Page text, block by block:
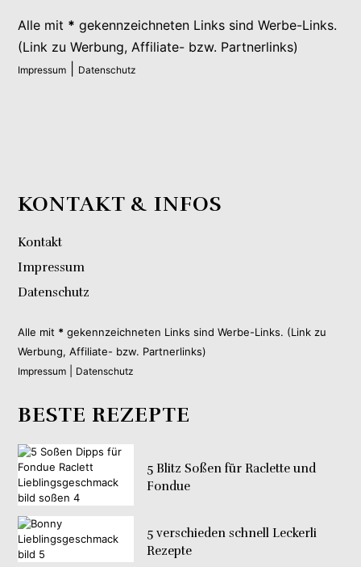
Alle mit * gekennzeichneten Links sind Werbe-Links.
(Link zu Werbung, Affiliate- bzw. Partnerlinks)
Impressum Datenschutz
KONTAKT & INFOS
Kontakt
Impressum
Datenschutz
Alle mit * gekennzeichneten Links sind Werbe-Links. (Link zu
Werbung, Affiliate- bzw. Partnerlinks)
Impressum Datenschutz
BESTE REZEPTE
5 Blitz Soßen für Raclette und
Fondue
5 verschieden schnell Leckerli
Rezepte